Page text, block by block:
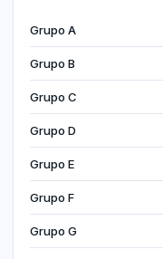
Grupo A
Grupo B
Grupo C
Grupo D
Grupo E
Grupo F
Grupo G